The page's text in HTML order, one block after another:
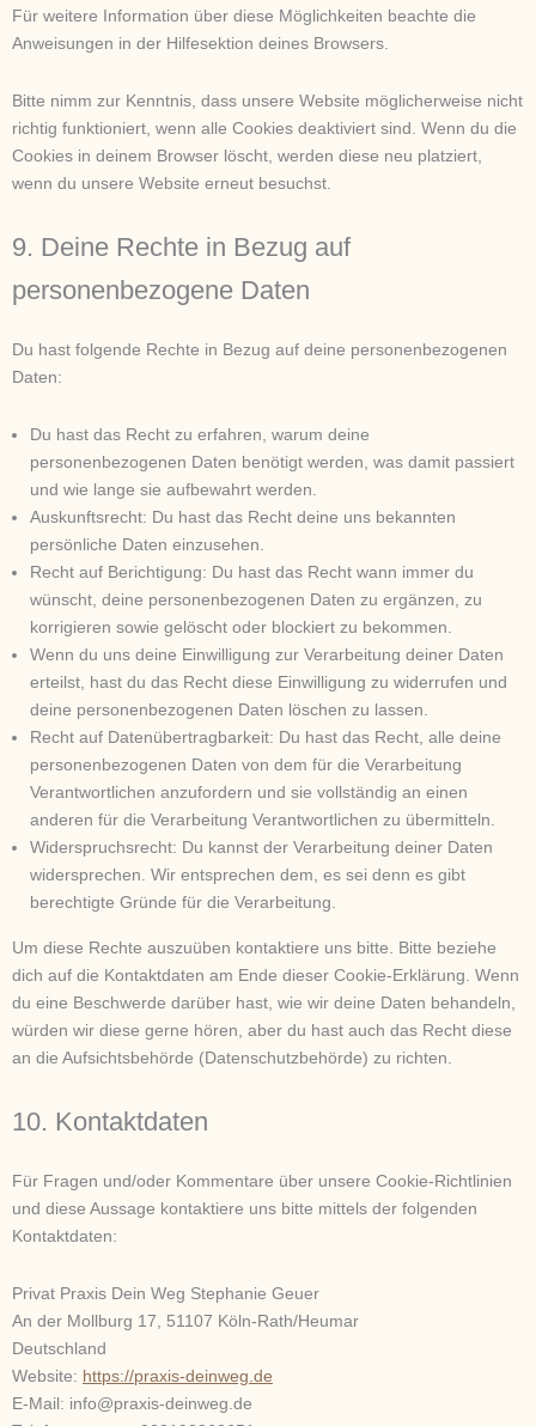
Für weitere Information über diese Möglichkeiten beachte die
Anweisungen in der Hilfesektion deines Browsers.
Bitte nimm zur Kenntnis, dass unsere Website möglicherweise nicht
richtig funktioniert, wenn alle Cookies deaktiviert sind. Wenn du die
Cookies in deinem Browser löscht, werden diese neu platziert,
wenn du unsere Website erneut besuchst.
9. Deine Rechte in Bezug auf
personenbezogene Daten
Du hast folgende Rechte in Bezug auf deine personenbezogenen
Daten:
Du hast das Recht zu erfahren, warum deine
personenbezogenen Daten benötigt werden, was damit passiert
und wie lange sie aufbewahrt werden.
Auskunftsrecht: Du hast das Recht deine uns bekannten
persönliche Daten einzusehen.
Recht auf Berichtigung: Du hast das Recht wann immer du
wünscht, deine personenbezogenen Daten zu ergänzen, zu
korrigieren sowie gelöscht oder blockiert zu bekommen.
Wenn du uns deine Einwilligung zur Verarbeitung deiner Daten
erteilst, hast du das Recht diese Einwilligung zu widerrufen und
deine personenbezogenen Daten löschen zu lassen.
Recht auf Datenübertragbarkeit: Du hast das Recht, alle deine
personenbezogenen Daten von dem für die Verarbeitung
Verantwortlichen anzufordern und sie vollständig an einen
anderen für die Verarbeitung Verantwortlichen zu übermitteln.
Widerspruchsrecht: Du kannst der Verarbeitung deiner Daten
widersprechen. Wir entsprechen dem, es sei denn es gibt
berechtigte Gründe für die Verarbeitung.
Um diese Rechte auszuüben kontaktiere uns bitte. Bitte beziehe
dich auf die Kontaktdaten am Ende dieser Cookie-Erklärung. Wenn
du eine Beschwerde darüber hast, wie wir deine Daten behandeln,
würden wir diese gerne hören, aber du hast auch das Recht diese
an die Aufsichtsbehörde (Datenschutzbehörde) zu richten.
10. Kontaktdaten
Für Fragen und/oder Kommentare über unsere Cookie-Richtlinien
und diese Aussage kontaktiere uns bitte mittels der folgenden
Kontaktdaten:
Privat Praxis Dein Weg Stephanie Geuer
An der Mollburg 17, 51107 Köln-Rath/Heumar
Deutschland
Website: https://praxis-deinweg.de
E-Mail: info@praxis-deinweg.de